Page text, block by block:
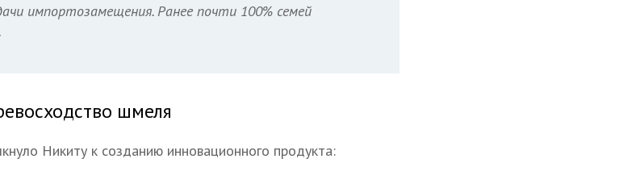
импортозамещения. Ранее почти 100% семей
шмеля
Никиту к созданию инновационного продукта: